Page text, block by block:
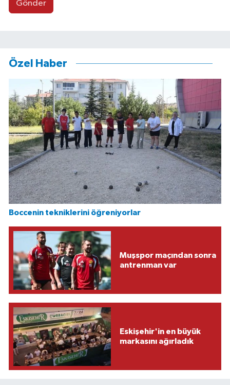
Gönder
Özel Haber
Boccenin tekniklerini öğreniyorlar
Muşspor maçından sonra
antrenman var
Eskişehir'in en büyük
markasını ağırladık